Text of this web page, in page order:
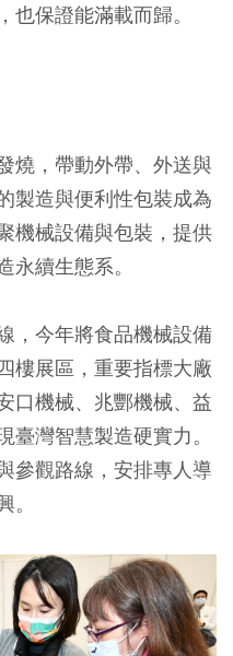
保證能滿載而歸。
燒，帶動外帶、外送與
製造與便利性包裝成為
機械設備與包裝，提供
永續生態系。
，今年將食品機械設備
樓展區，重要指標大廠
口機械、兆酆機械、益
灣智慧製造硬實力。
參觀路線，安排專人導